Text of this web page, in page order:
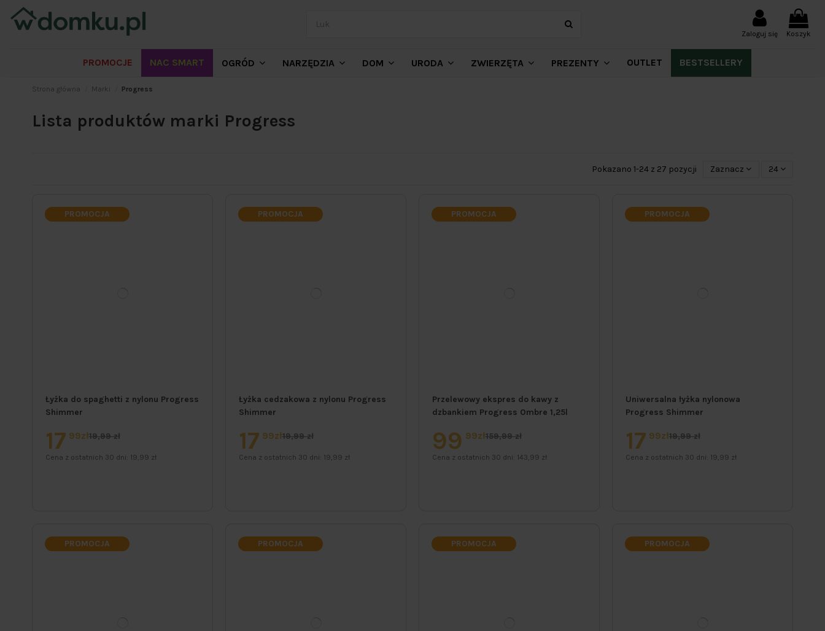
Zaloguj się Koszyk
PROMOCJE NAC SMART OGRÓD NARZĘDZIA DOM URODA ZWIERZĘTA PREZENTY OUTLET BESTSELLERY
Strona główna Marki Progress
Lista produktów marki Progress
Pokazano 1-24 z 27 pozycji Zaznacz 24
PROMOCJA
Łyżka do spaghetti z nylonu Progress
Shimmer
17 99zł19,99 zł
Cena z ostatnich 30 dni: 19,99 zł
PROMOCJA
Łyżka cedzakowa z nylonu Progress
Shimmer
17 99zł19,99 zł
Cena z ostatnich 30 dni: 19,99 zł
PROMOCJA
Przelewowy ekspres do kawy z
dzbankiem Progress Ombre 1,25l
99 99zł159,99 zł
Cena z ostatnich 30 dni: 143,99 zł
PROMOCJA
Uniwersalna łyżka nylonowa
Progress Shimmer
17 99zł19,99 zł
Cena z ostatnich 30 dni: 19,99 zł
PROMOCJA PROMOCJA PROMOCJA PROMOCJA